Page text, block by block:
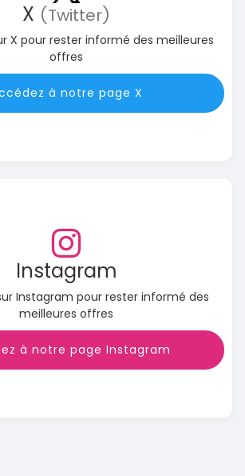
X (Twitter)
X pour rester informé des meilleures
offres
à notre page X
Instagram
Instagram pour rester informé des
meilleures offres
à notre page Instagram